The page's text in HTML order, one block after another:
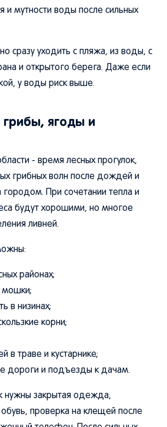
и мутности воды после сильных
сразу уходить с пляжа, из воды, с
и открытого берега. Даже если
у воды риск выше.
ягоды и
- время лесных прогулок,
грибных волн после дождей и
городом. При сочетании тепла и
будут хорошими, но многое
ливней.
районах;
мошки;
в низинах;
корни;
в траве и кустарнике;
дороги и подъезды к дачам.
нужны закрытая одежда,
проверка на клещей после